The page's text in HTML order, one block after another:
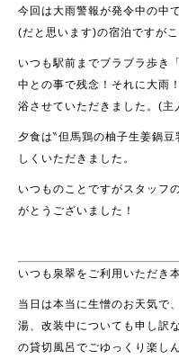
今回は大雨警報が発令中の中
(だと思います)の宿泊ですが
いつも駅前までブラブラ歩き
中との事で残念！それに大雨！
浴させていただきました。(
夕食は‶但馬鶏の柚子生姜鍋
しくいただきました。
いつものことですがスタッフ
がとうございました！
いつも泉翠をご利用いただき
当日は本当に生憎のお天気で
湯、改装中についても申し訳
の貸切風呂でごゆっくり楽し